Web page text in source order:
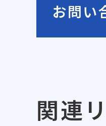
お問い
関連